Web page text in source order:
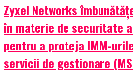
Zyxel Networks
în materie de securitate
pentru a proteja IMM-
servicii de gestionare